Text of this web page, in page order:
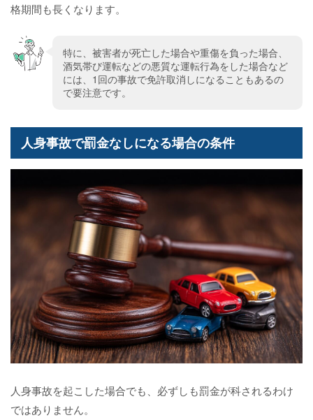
格期間も長くなります。
特に、被害者が死亡した場合や重傷を負った場合、
酒気帯び運転などの悪質な運転行為をした場合など
には、1回の事故で免許取消しになることもあるの
で要注意です。
人身事故で罰金なしになる場合の条件
人身事故を起こした場合でも、必ずしも罰金が科されるわけ
ではありません。